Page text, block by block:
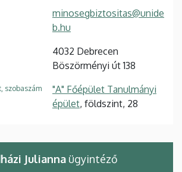
minosegbiztositas@unide
b.hu
4032 Debrecen
Böszörményi út 138
szobaszám
"A" Főépület Tanulmányi
épület, földszint, 28
Julianna ügyintéző